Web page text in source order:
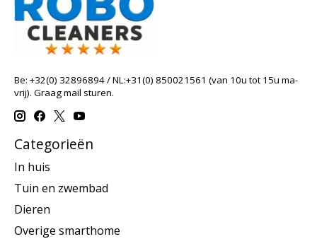
Be: +32(0) 32896894 / NL:+31(0) 850021561 (van 10u tot 15u ma-
vrij). Graag mail sturen.
Categorieën
In huis
Tuin en zwembad
Dieren
Overige smarthome